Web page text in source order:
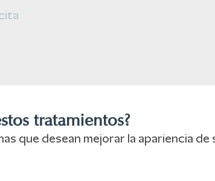
tratamientos?
que desean mejorar la apariencia de